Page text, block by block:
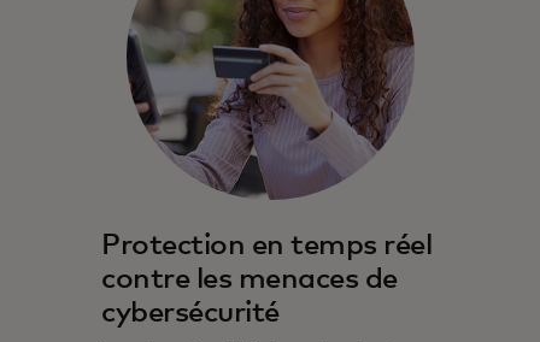
Protection en temps réel
contre les menaces de
cybersécurité